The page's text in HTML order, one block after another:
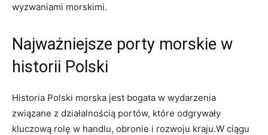
wyzwaniami​ morskimi.
Najważniejsze porty morskie⁤ w
historii Polski
Historia‌ Polski morska jest bogata w wydarzenia
związane z działalnością portów, które odgrywały
kluczową rolę ⁤w handlu, obronie i rozwoju kraju.W ciągu